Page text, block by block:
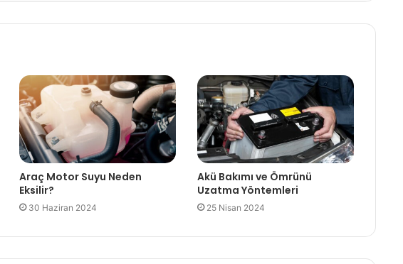
Araç Motor Suyu Neden
Eksilir?
30 Haziran 2024
Akü Bakımı ve Ömrünü
Uzatma Yöntemleri
25 Nisan 2024